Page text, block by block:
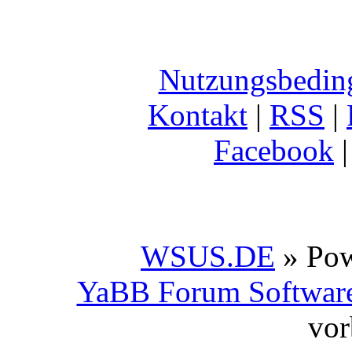
Kontakt | RSS |
Facebook
WSUS.DE »
YaBB Forum